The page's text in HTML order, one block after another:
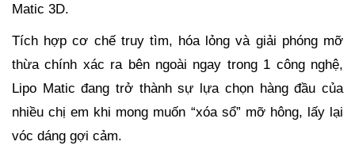
Matic 3D.
Tích hợp cơ chế truy tìm, hóa lỏng và giải phóng mỡ
thừa chính xác ra bên ngoài ngay trong 1 công nghệ,
Lipo Matic đang trở thành sự lựa chọn hàng đầu của
nhiều chị em khi mong muốn “xóa sổ” mỡ hông, lấy lại
vóc dáng gợi cảm.